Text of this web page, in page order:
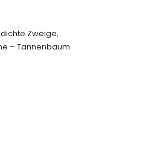
dichte Zweige,
– Tannenbaum